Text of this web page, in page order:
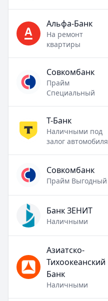
Альфа-Банк
На ремонт
квартиры
Совкомбанк
Прайм
Специальный
Т-Банк
Наличными под
залог автомобиля
Совкомбанк
Прайм Выгодный
Банк ЗЕНИТ
Наличными
Азиатско-
Тихоокеанский
Банк
Наличными